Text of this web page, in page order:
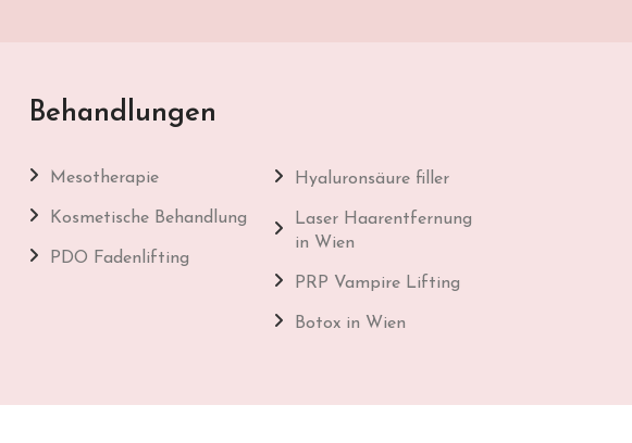
Behandlungen
Mesotherapie
Kosmetische Behandlung
PDO Fadenlifting
Hyaluronsäure filler
Laser Haarentfernung
in Wien
PRP Vampire Lifting
Botox in Wien